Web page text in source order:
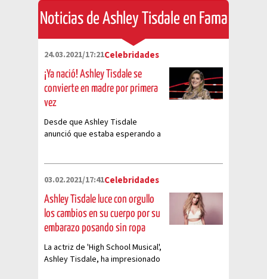
Noticias de Ashley Tisdale en Fama
24.03.2021/17:21Celebridades
¡Ya nació! Ashley Tisdale se
convierte en madre por primera
vez
Desde que Ashley Tisdale
anunció que estaba esperando a
03.02.2021/17:41Celebridades
Ashley Tisdale luce con orgullo
los cambios en su cuerpo por su
embarazo posando sin ropa
La actriz de 'High School Musical',
Ashley Tisdale, ha impresionado